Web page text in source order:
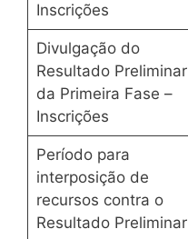
Inscrições
Divulgação do
Resultado Preliminar
da Primeira Fase –
Inscrições
Período para
interposição de
recursos contra o
Resultado Preliminar